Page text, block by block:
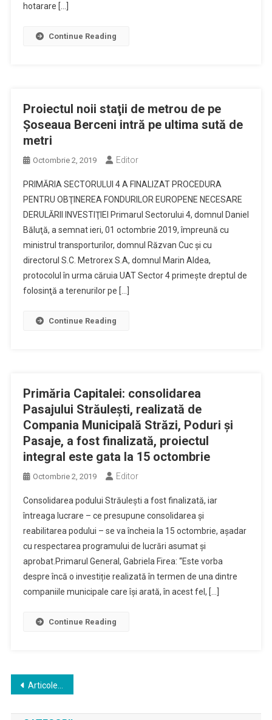
hotarare […]
Continue Reading
Proiectul noii staţii de metrou de pe
Şoseaua Berceni intră pe ultima sută de
metri
Octombrie 2, 2019 Editor
PRIMĂRIA SECTORULUI 4 A FINALIZAT PROCEDURA
PENTRU OBŢINEREA FONDURILOR EUROPENE NECESARE
DERULĂRII INVESTIŢIEI Primarul Sectorului 4, domnul Daniel
Băluţă, a semnat ieri, 01 octombrie 2019, împreună cu
ministrul transporturilor, domnul Răzvan Cuc şi cu
directorul S.C. Metrorex S.A, domnul Marin Aldea,
protocolul în urma căruia UAT Sector 4 primeşte dreptul de
folosinţă a terenurilor pe […]
Continue Reading
Primăria Capitalei: consolidarea
Pasajului Străulești, realizată de
Compania Municipală Străzi, Poduri şi
Pasaje, a fost finalizată, proiectul
integral este gata la 15 octombrie
Octombrie 2, 2019 Editor
Consolidarea podului Străulești a fost finalizată, iar
întreaga lucrare – ce presupune consolidarea și
reabilitarea podului – se va încheia la 15 octombrie, așadar
cu respectarea programului de lucrări asumat și
aprobat.Primarul General, Gabriela Firea: “Este vorba
despre încă o investiție realizată în termen de una dintre
companiile municipale care își arată, în acest fel, […]
Continue Reading
Navigare
în
Articole mai vechi